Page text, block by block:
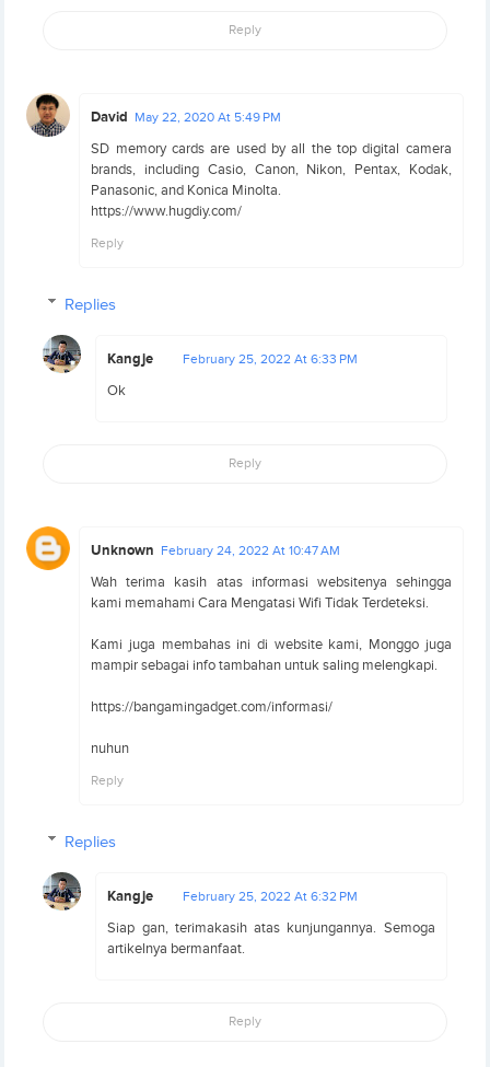
Reply
David May 22, 2020 At 5:49 PM
SD memory cards are used by all the top digital camera
brands, including Casio, Canon, Nikon, Pentax, Kodak,
Panasonic, and Konica Minolta.
https://www.hugdiy.com/
Reply
Replies
Kangje February 25, 2022 At 6:33 PM
Ok
Reply
Unknown February 24, 2022 At 10:47 AM
Wah terima kasih atas informasi websitenya sehingga
kami memahami Cara Mengatasi Wifi Tidak Terdeteksi.
Kami juga membahas ini di website kami, Monggo juga
mampir sebagai info tambahan untuk saling melengkapi.
https://bangamingadget.com/informasi/
nuhun
Reply
Replies
Kangje February 25, 2022 At 6:32 PM
Siap gan, terimakasih atas kunjungannya. Semoga
artikelnya bermanfaat.
Reply